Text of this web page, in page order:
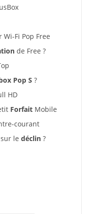
Fi Pop Free
de Free ?
Pop S ?
HD
ForfaitMobile
courant
le déclin?